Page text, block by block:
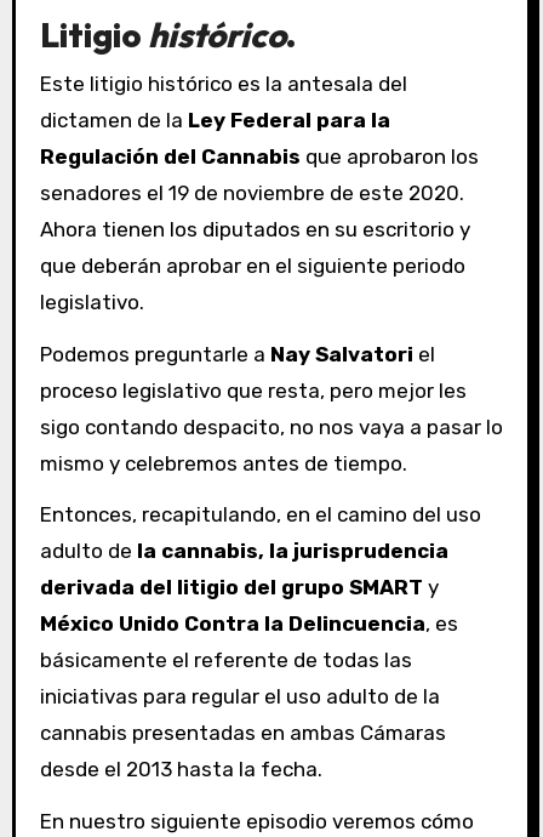
Litigio histórico.
Este litigio histórico es la antesala del
dictamen de la Ley Federal para la
Regulación del Cannabis que aprobaron los
senadores el 19 de noviembre de este 2020.
Ahora tienen los diputados en su escritorio y
que deberán aprobar en el siguiente periodo
legislativo.
Podemos preguntarle a Nay Salvatori el
proceso legislativo que resta, pero mejor les
sigo contando despacito, no nos vaya a pasar lo
mismo y celebremos antes de tiempo.
Entonces, recapitulando, en el camino del uso
adulto de la cannabis, la jurisprudencia
derivada del litigio del grupo SMART y
México Unido Contra la Delincuencia, es
básicamente el referente de todas las
iniciativas para regular el uso adulto de la
cannabis presentadas en ambas Cámaras
desde el 2013 hasta la fecha.
En nuestro siguiente episodio veremos cómo